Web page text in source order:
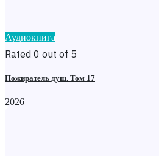
Аудиокнига
Rated 0 out of 5
Пожиратель душ. Том 17
2026